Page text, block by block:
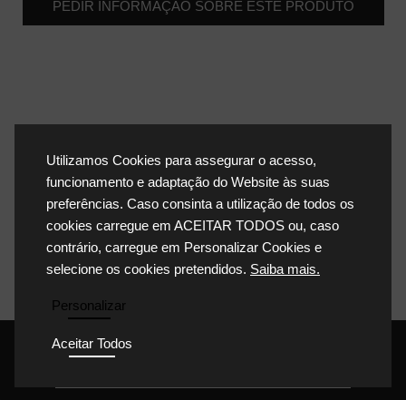
PEDIR INFORMAÇÃO SOBRE ESTE PRODUTO
Utilizamos Cookies para assegurar o acesso,
funcionamento e adaptação do Website às suas
preferências. Caso consinta a utilização de todos os
cookies carregue em ACEITAR TODOS ou, caso
contrário, carregue em Personalizar Cookies e
selecione os cookies pretendidos. Saiba mais.
Personalizar
Aceitar Todos